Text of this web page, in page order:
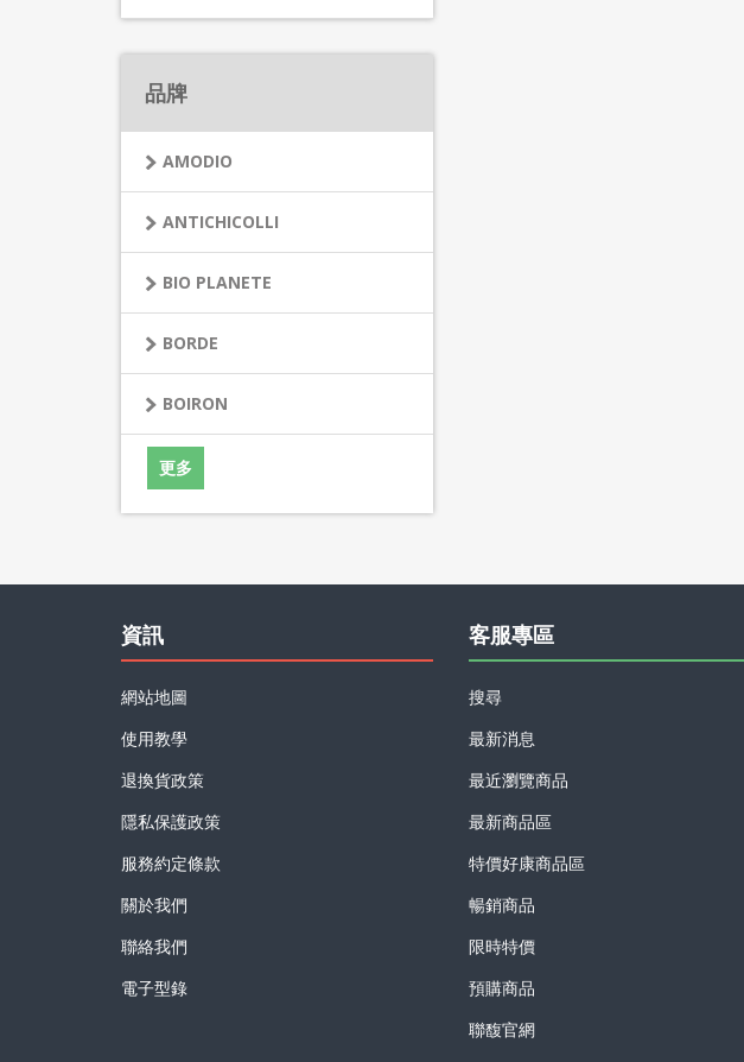
品牌
AMODIO
ANTICHICOLLI
BIO PLANETE
BORDE
BOIRON
更多
資訊
網站地圖
使用教學
退換貨政策
隱私保護政策
服務約定條款
關於我們
聯絡我們
電子型錄
客服專區
搜尋
最新消息
最近瀏覽商品
最新商品區
特價好康商品區
暢銷商品
限時特價
預購商品
聯馥官網